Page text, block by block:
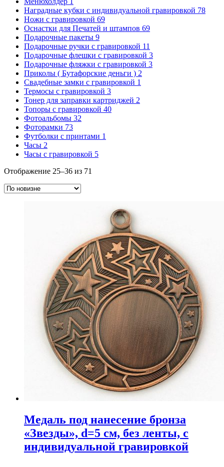
Наградные кубки с индивидуальной гравировкой 78
Ножи с гравировкой 69
Оснастки для Печатей и штампов 69
Подарочные пакеты 9
Подарочные ручки с гравировкой 11
Подарочные флешки с гравировкой 3
Подарочные фляжки с гравировкой 3
Приколы ( Бутафорские деньги ) 2
Свадебные замки с гравировкой 1
Термосы с гравировкой 3
Тонер для заправки картриджей 2
Топоры с гравировкой 40
Фотоальбомы 32
Фоторамки 73
Футболки с принтами 1
Часы 2
Часы с гравировкой 5
Отображение 25–36 из 71
Медаль под нанесение бронза
«Звезды», d=5 см, без ленты, с
индивидуальной гравировкой